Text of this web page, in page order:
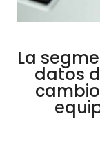
La
datos